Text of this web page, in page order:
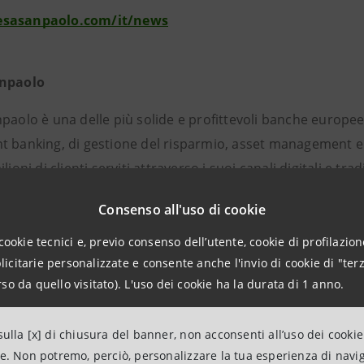
Consenso all'uso di cookie
tecnici e, previo consenso dell’utente, cookie di
personalizzate e consente anche l'invio di cookie di
da quello visitato). L'uso dei cookie ha la durata di 1 anno.
[x] di chiusura del banner, non acconsenti all’uso dei
Non potremo, perciò, personalizzare la tua esperienza di
it/news
è una delle più solide e profittevoli banche
banking, di gestione del risparmio, asset management
di clienti serviti attraverso i suoi canali digitali e
di clienti in Est Europa, Medio Oriente e Nord Africa.
sostenibili al mondo. Per il Gruppo creare valore
In campo ambientale, ha creato un fondo di € 5
di inclusione economica e riduzione della
a categorie di soggetti con difficoltà di accesso al
proprie e in collaborazione con altri soggetti in
del suo vasto patrimonio artistico presso le Gallerie